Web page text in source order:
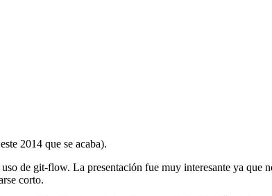
2014 que se acaba).
de git-flow. La presentación fue muy interesante ya
corto.